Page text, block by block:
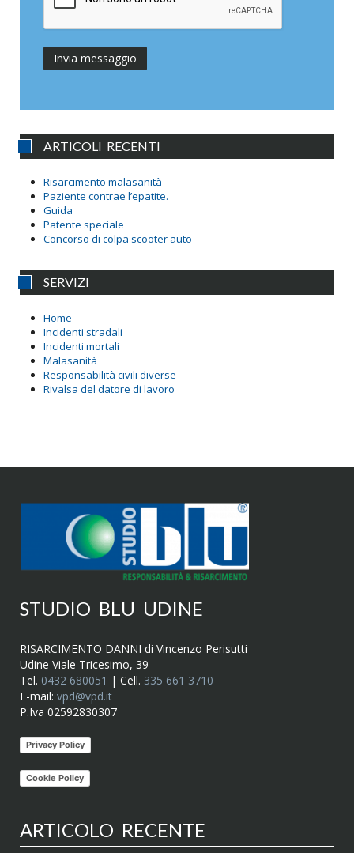
ARTICOLI RECENTI
Risarcimento malasanità
Paziente contrae l’epatite.
Guida
Patente speciale
Concorso di colpa scooter auto
SERVIZI
Home
Incidenti stradali
Incidenti mortali
Malasanità
Responsabilità civili diverse
Rivalsa del datore di lavoro
STUDIO BLU UDINE
RISARCIMENTO DANNI di Vincenzo Perisutti
Udine Viale Tricesimo, 39
Tel. 0432 680051 | Cell. 335 661 3710
E-mail: vpd@vpd.it
P.Iva 02592830307
Privacy Policy
Cookie Policy
ARTICOLO RECENTE